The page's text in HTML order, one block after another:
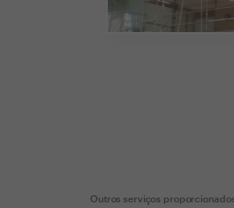
Outros serviços